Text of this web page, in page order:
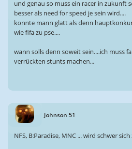
und genau so muss ein racer in zukunft
besser als need for speed je sein wird....
könnte mann glatt als denn
wie fifa zu pse....
wann solls denn soweit sein....ich muss
verrückten stunts machen...
Johnson 51
NFS, B:Paradise, MNC ... wird schwer